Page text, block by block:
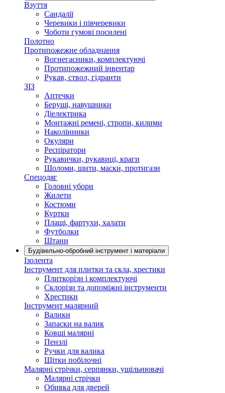
Взуття
Сандалії
Черевики і півчеревики
Чоботи гумові посилені
Полотно
Протипожежне обладнання
Вогнегасники, комплектуючі
Протипожежний інвентар
Рукав, ствол, гідранти
ЗІЗ
Аптечки
Беруші, навушники
Діелектрика
Монтажні ремені, стропи, килими
Наколінники
Окуляри
Респіратори
Рукавички, рукавиці, краги
Шоломи, щити, маски, протигази
Спецодяг
Головні убори
Жилети
Костюми
Куртки
Плащі, фартухи, халати
Футболки
Штани
Будівельно-обробний інструмент і матеріали
Ізолента
Інструмент для плитки та скла, хрестики
Плиткорізи і комплектуючі
Склорізи та допоміжні інструменти
Хрестики
Інструмент малярний
Валики
Запаски на валик
Ковші малярні
Пензлі
Ручки для валика
Щітки побілочні
Малярні стрічки, серпянки, ущільнювачі
Малярні стрічки
Обивка для дверей